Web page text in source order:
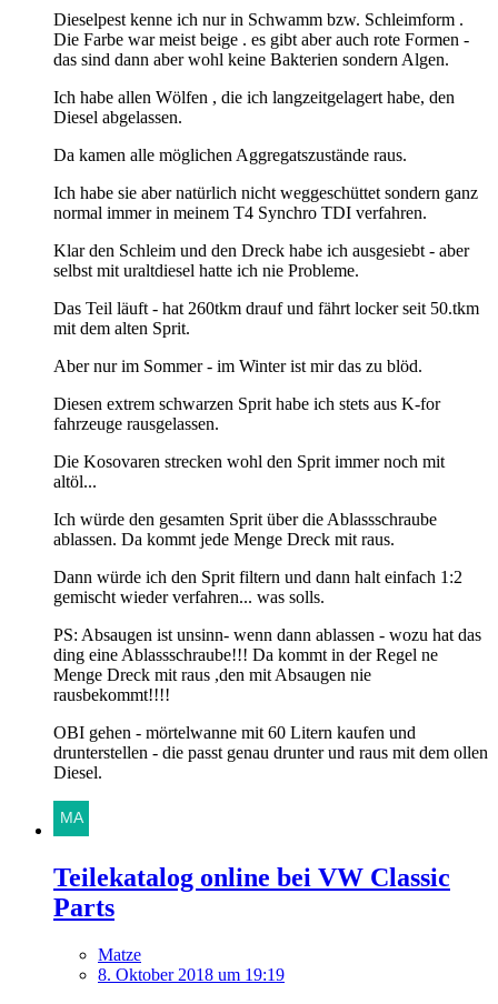
Dieselpest kenne ich nur in Schwamm bzw. Schleimform .
Die Farbe war meist beige . es gibt aber auch rote Formen -
das sind dann aber wohl keine Bakterien sondern Algen.
Ich habe allen Wölfen , die ich langzeitgelagert habe, den
Diesel abgelassen.
Da kamen alle möglichen Aggregatszustände raus.
Ich habe sie aber natürlich nicht weggeschüttet sondern ganz
normal immer in meinem T4 Synchro TDI verfahren.
Klar den Schleim und den Dreck habe ich ausgesiebt - aber
selbst mit uraltdiesel hatte ich nie Probleme.
Das Teil läuft - hat 260tkm drauf und fährt locker seit 50.tkm
mit dem alten Sprit.
Aber nur im Sommer - im Winter ist mir das zu blöd.
Diesen extrem schwarzen Sprit habe ich stets aus K-for
fahrzeuge rausgelassen.
Die Kosovaren strecken wohl den Sprit immer noch mit
altöl...
Ich würde den gesamten Sprit über die Ablassschraube
ablassen. Da kommt jede Menge Dreck mit raus.
Dann würde ich den Sprit filtern und dann halt einfach 1:2
gemischt wieder verfahren... was solls.
PS: Absaugen ist unsinn- wenn dann ablassen - wozu hat das
ding eine Ablassschraube!!! Da kommt in der Regel ne
Menge Dreck mit raus ,den mit Absaugen nie
rausbekommt!!!!
OBI gehen - mörtelwanne mit 60 Litern kaufen und
drunterstellen - die passt genau drunter und raus mit dem ollen
Diesel.
Teilekatalog online bei VW Classic
Parts
Matze
8. Oktober 2018 um 19:19